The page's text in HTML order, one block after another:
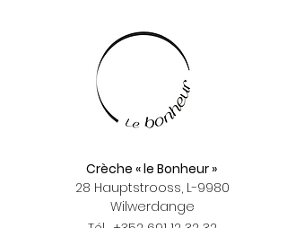
Crèche « le Bonheur »
28 Hauptstrooss, L-9980
Wilwerdange